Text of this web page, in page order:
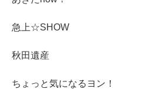
急上☆SHOW
秋田遺産
ちょっと気になるヨン！